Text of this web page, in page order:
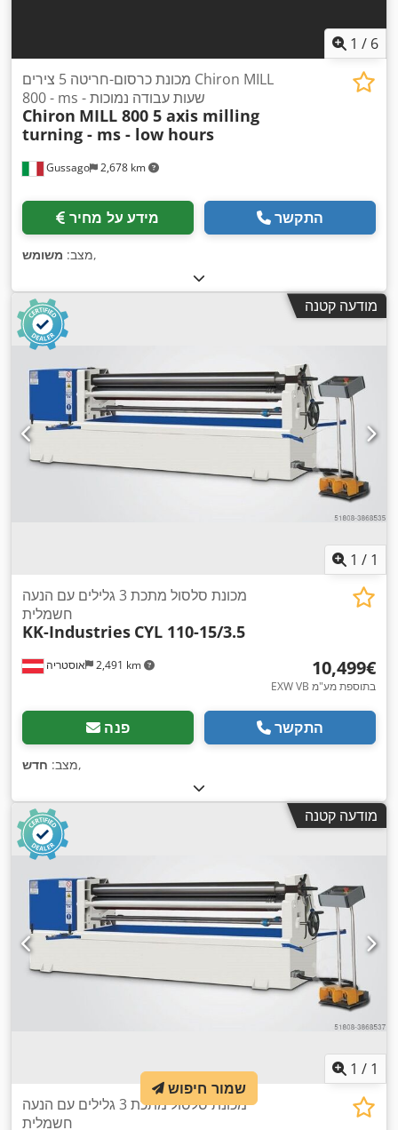
1 / 6
Gussago 2,678 km
מכונת כרסום-חריטה 5 צירים Chiron MILL
800 - ms - שעות עבודה נמוכות
Chiron MILL 800 5 axis milling
turning - ms - low hours
מידע על מחיר התקשר
מצב: משומש ,
מודעה קטנה
1 / 1
אוסטריה 2,491 km
מכונת סלסול מתכת 3 גלילים עם הנעה
חשמלית
KK-Industries CYL 110-15/3.5
‏10,499 ‏€
EXW VB בתוספת מע"מ
פנה התקשר
מצב: חדש ,
מודעה קטנה
1 / 1
מכונת סלסול מתכת 3 גלילים עם הנעה
חשמלית
שמור חיפוש